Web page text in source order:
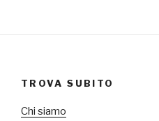
TROVA SUBITO
Chi siamo